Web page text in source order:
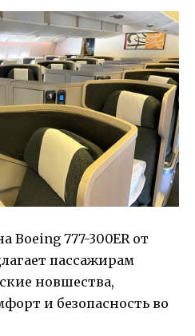
Boeing 777-300ER от
пассажирам
новшества,
и безопасность во